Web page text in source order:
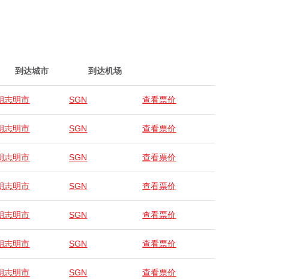
到达城市 到达机场
志明市 SGN 查看票价
志明市 SGN 查看票价
志明市 SGN 查看票价
志明市 SGN 查看票价
志明市 SGN 查看票价
志明市 SGN 查看票价
志明市 SGN 查看票价